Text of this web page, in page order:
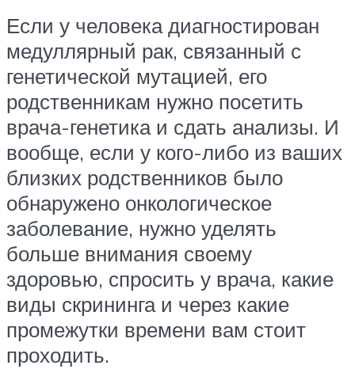
Если у человека диагностирован
медуллярный рак, связанный с
генетической мутацией, его
родственникам нужно посетить
врача-генетика и сдать анализы. И
вообще, если у кого-либо из ваших
близких родственников было
обнаружено онкологическое
заболевание, нужно уделять
больше внимания своему
здоровью, спросить у врача, какие
виды скрининга и через какие
промежутки времени вам стоит
проходить.